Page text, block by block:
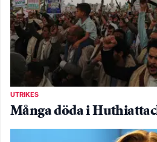
UTRIKES
Många döda i